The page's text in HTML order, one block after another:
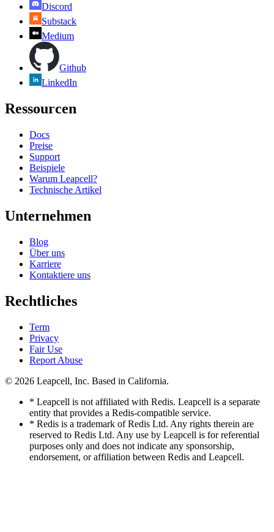
Discord
Substack
Medium
Github
LinkedIn
Ressourcen
Docs
Preise
Support
Beispiele
Warum Leapcell?
Technische Artikel
Unternehmen
Blog
Über uns
Karriere
Kontaktiere uns
Rechtliches
Term
Privacy
Fair Use
Report Abuse
© 2026 Leapcell, Inc. Based in California.
* Leapcell is not affiliated with Redis. Leapcell is a separate
entity that provides a Redis-compatible service.
* Redis is a trademark of Redis Ltd. Any rights therein are
reserved to Redis Ltd. Any use by Leapcell is for referential
purposes only and does not indicate any sponsorship,
endorsement, or affiliation between Redis and Leapcell.